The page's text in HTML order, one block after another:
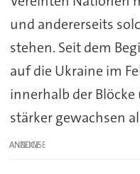
und andererseits
stehen. Seit dem
auf die Ukraine im
innerhalb der
stärker gewachsen
ANZEIGE